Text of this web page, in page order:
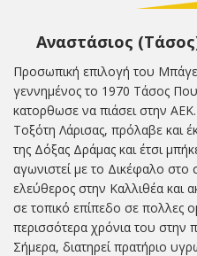
Αναστάσιος
Προσωπική επιλογή του
γεννημένος το 1970 Τάσος
κατορθωσε να πιάσει στην
Τοξότη Λάρισας, πρόλαβε και
της Δόξας Δράμας και έτσι
αγωνιστεί με το Δικέφαλο
ελεύθερος στην Καλλιθέα και
σε τοπικό επίπεδο σε πολλες
περισσότερα χρόνια του
Σήμερα, διατηρεί πρατήριο